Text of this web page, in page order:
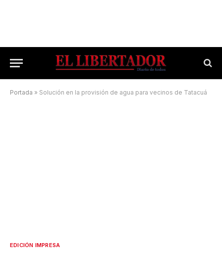
Portada » Solución en la provisión de agua para vecinos de Tatacuá
EDICIÓN IMPRESA